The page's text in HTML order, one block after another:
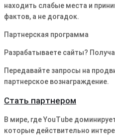
находить слабые места и
фактов, а не догадок.
Партнерская программа
Разрабатываете сайты?
Передавайте запросы на
партнерское вознаграждение.
Стать партнером
В мире, где YouTube
которые действительно